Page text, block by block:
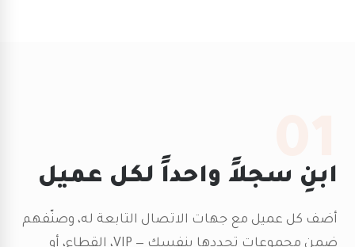
01
ابنِ سجلاً واحداً لكل عميل
أضف كل عميل مع جهات الاتصال التابعة له، وصنّفهم
ضمن مجموعات تحددها بنفسك — VIP، القطاع، أو